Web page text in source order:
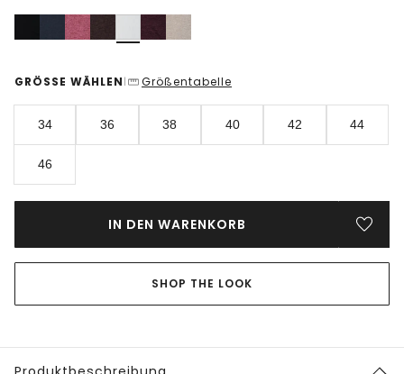
GRÖSSE WÄHLEN | Größentabelle
34 36 38 40 42 44
46
IN DEN WARENKORB
SHOP THE LOOK